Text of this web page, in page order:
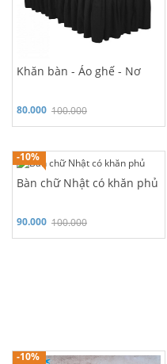
Khăn bàn - Áo ghế - Nơ
100.000
80.000
Hỗ trợ 24/7: 0986 970 980
-10%
Bàn chữ Nhật có khăn phủ
100.000
90.000
Hỗ trợ 24/7: 0986 970 980
-10%